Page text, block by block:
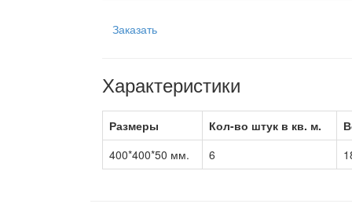
Заказать
Характеристики
Размеры Кол-во штук в кв. м.
400*400*50 мм.
6